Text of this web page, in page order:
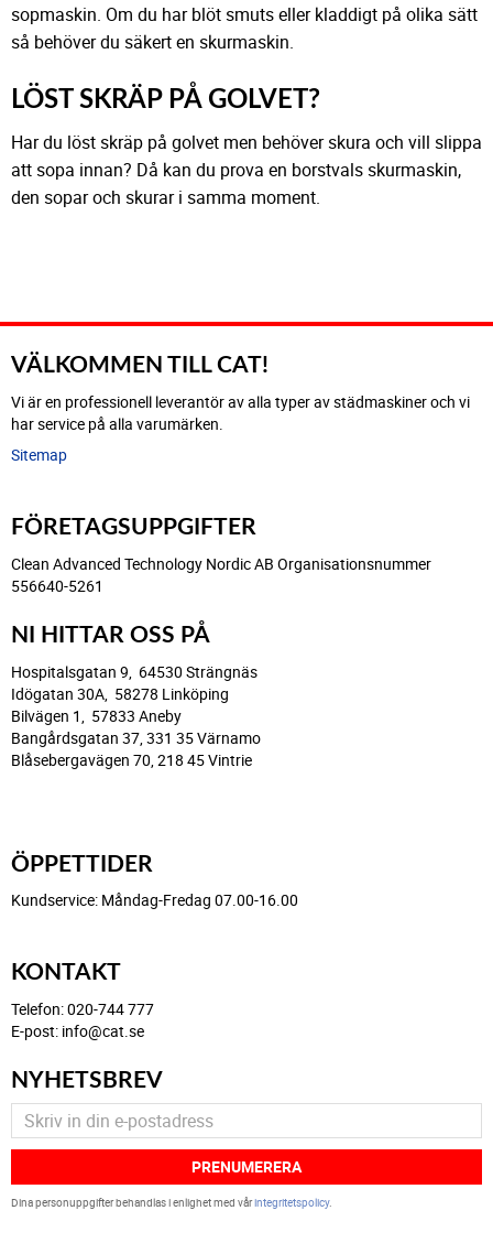
sopmaskin. Om du har blöt smuts eller kladdigt på olika sätt
så behöver du säkert en skurmaskin.
LÖST SKRÄP PÅ GOLVET?
Har du löst skräp på golvet men behöver skura och vill slippa
att sopa innan? Då kan du prova en borstvals skurmaskin,
den sopar och skurar i samma moment.
VÄLKOMMEN TILL CAT!
Vi är en professionell leverantör av alla typer av städmaskiner och vi
har service på alla varumärken.
Sitemap
FÖRETAGSUPPGIFTER
Clean Advanced Technology Nordic AB Organisationsnummer
556640-5261
NI HITTAR OSS PÅ
Hospitalsgatan 9, 64530 Strängnäs
Idögatan 30A, 58278 Linköping
Bilvägen 1, 57833 Aneby
Bangårdsgatan 37, 331 35 Värnamo
Blåsebergavägen 70, 218 45 Vintrie
ÖPPETTIDER
Kundservice: Måndag-Fredag 07.00-16.00
KONTAKT
Telefon: 020-744 777
E-post: info@cat.se
NYHETSBREV
PRENUMERERA
Dina personuppgifter behandlas i enlighet med vårintegritetspolicy.